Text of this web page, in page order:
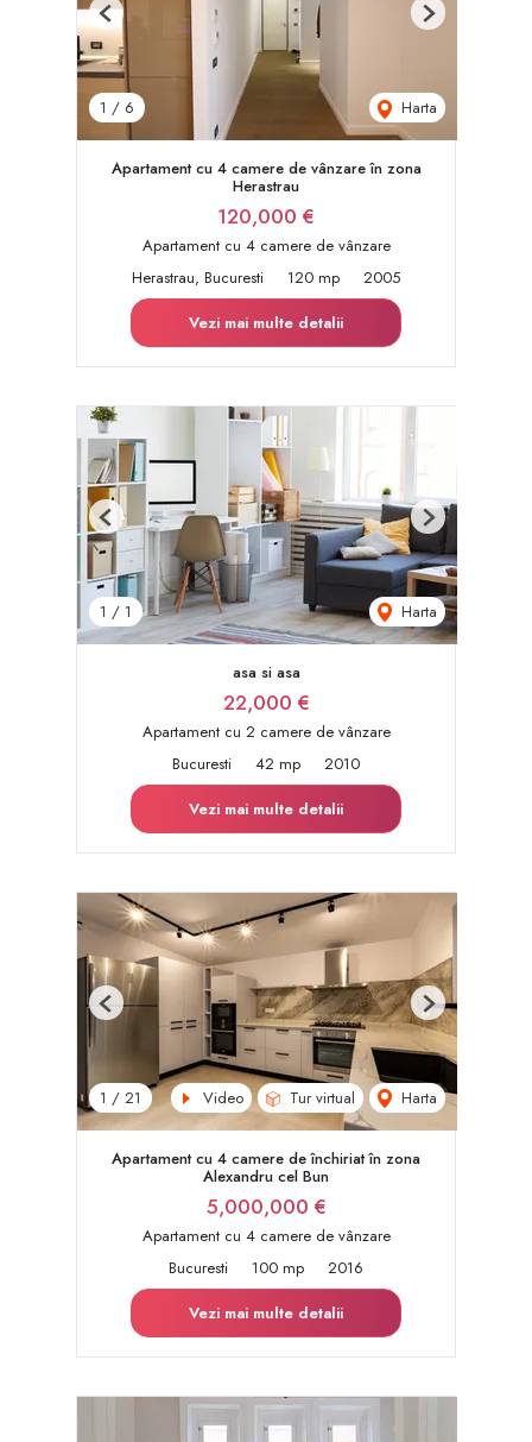
1 / 6 Harta
Previous Next
Apartament cu 4 camere de vânzare în zona
Herastrau
120,000 €
Apartament cu 4 camere de vânzare
Herastrau, Bucuresti
120 mp
2005
Vezi mai multe detalii
1 / 1 Harta
Previous Next
asa si asa
22,000 €
Apartament cu 2 camere de vânzare
Bucuresti
42 mp
2010
Vezi mai multe detalii
1 / 21 Video Tur virtual Harta
Previous Next
Apartament cu 4 camere de închiriat în zona
Alexandru cel Bun
5,000,000 €
Apartament cu 4 camere de vânzare
Bucuresti
100 mp
2016
Vezi mai multe detalii